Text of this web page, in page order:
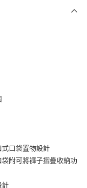
口袋置物設計
附可將褲子摺疊收納功
計